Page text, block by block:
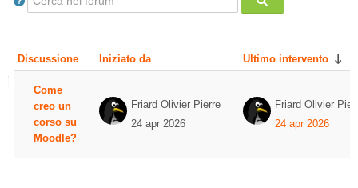
Cerca
corsi
Cerca nei forum
Cerca nei forum
Elenco delle discussioni.
Discussione Iniziato da Ultimo intervento
Come
creo un
corso su
Moodle?
Friard Olivier Pierre
24 apr 2026
Friard Olivier
24 apr 2026